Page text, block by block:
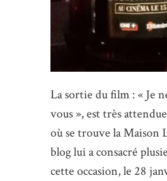
La sortie du film : « Je
vous », est très
où se trouve la Maison
blog lui a consacré
cette occasion, le 28